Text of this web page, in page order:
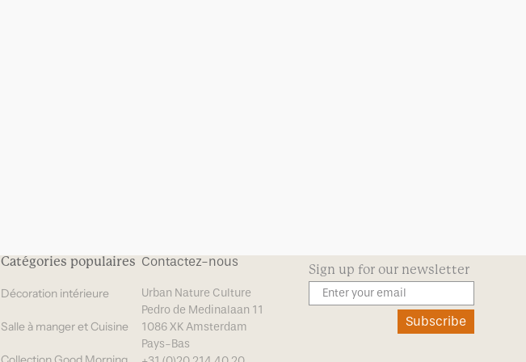
Catégories populaires
Décoration intérieure
Salle à manger et Cuisine
Contactez-nous
Urban Nature Culture
Pedro de Medinalaan 11
1086 XK Amsterdam
Pays-Bas
Sign up for our newsletter
Subscribe